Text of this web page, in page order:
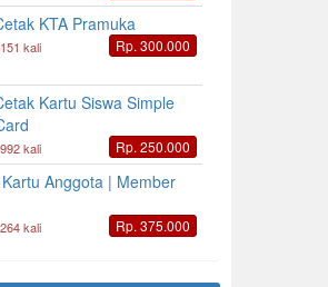
KTA Pramuka
kali Rp. 300.000
Kartu Siswa Simple
kali Rp. 250.000
Anggota | Member
kali Rp. 375.000